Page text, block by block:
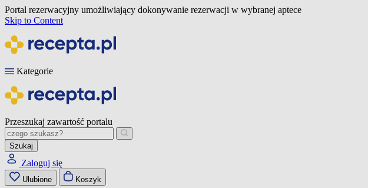
Portal rezerwacyjny umożliwiający dokonywanie rezerwacji w wybranej aptece
Skip to Content
Kategorie
Przeszukaj zawartość portalu
Szukaj
Zaloguj się
Ulubione Koszyk